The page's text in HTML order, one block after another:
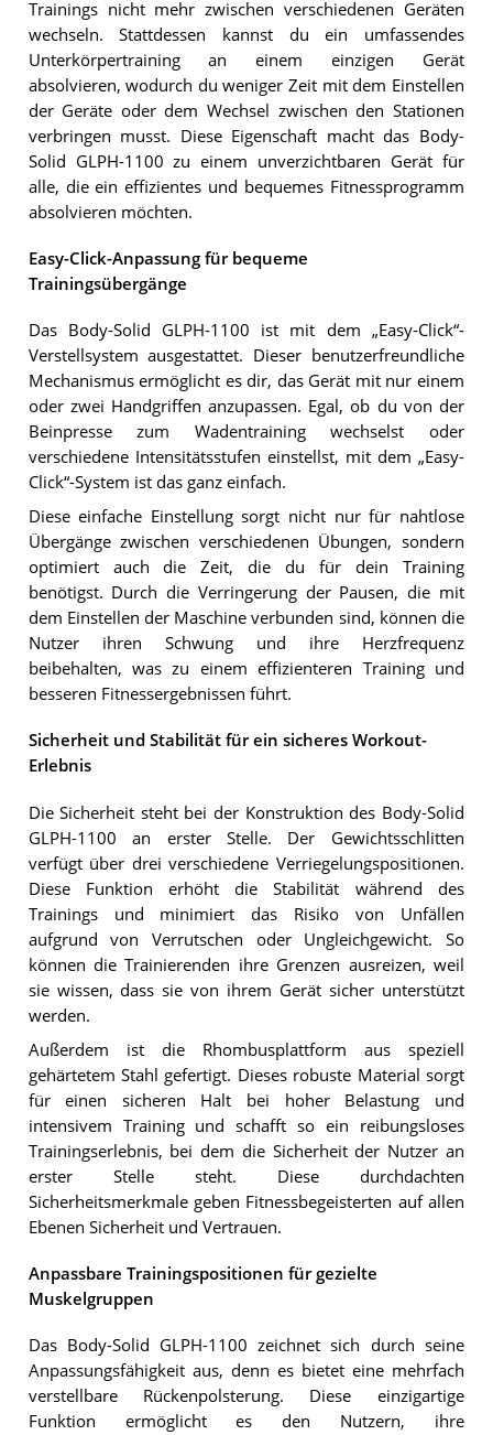
Trainings nicht mehr zwischen verschiedenen Geräten
wechseln. Stattdessen kannst du ein umfassendes
Unterkörpertraining an einem einzigen Gerät
absolvieren, wodurch du weniger Zeit mit dem Einstellen
der Geräte oder dem Wechsel zwischen den Stationen
verbringen musst. Diese Eigenschaft macht das Body-
Solid GLPH-1100 zu einem unverzichtbaren Gerät für
alle, die ein effizientes und bequemes Fitnessprogramm
absolvieren möchten.
Easy-Click-Anpassung für bequeme
Trainingsübergänge
Das Body-Solid GLPH-1100 ist mit dem „Easy-Click“-
Verstellsystem ausgestattet. Dieser benutzerfreundliche
Mechanismus ermöglicht es dir, das Gerät mit nur einem
oder zwei Handgriffen anzupassen. Egal, ob du von der
Beinpresse zum Wadentraining wechselst oder
verschiedene Intensitätsstufen einstellst, mit dem „Easy-
Click“-System ist das ganz einfach.
Diese einfache Einstellung sorgt nicht nur für nahtlose
Übergänge zwischen verschiedenen Übungen, sondern
optimiert auch die Zeit, die du für dein Training
benötigst. Durch die Verringerung der Pausen, die mit
dem Einstellen der Maschine verbunden sind, können die
Nutzer ihren Schwung und ihre Herzfrequenz
beibehalten, was zu einem effizienteren Training und
besseren Fitnessergebnissen führt.
Sicherheit und Stabilität für ein sicheres Workout-
Erlebnis
Die Sicherheit steht bei der Konstruktion des Body-Solid
GLPH-1100 an erster Stelle. Der Gewichtsschlitten
verfügt über drei verschiedene Verriegelungspositionen.
Diese Funktion erhöht die Stabilität während des
Trainings und minimiert das Risiko von Unfällen
aufgrund von Verrutschen oder Ungleichgewicht. So
können die Trainierenden ihre Grenzen ausreizen, weil
sie wissen, dass sie von ihrem Gerät sicher unterstützt
werden.
Außerdem ist die Rhombusplattform aus speziell
gehärtetem Stahl gefertigt. Dieses robuste Material sorgt
für einen sicheren Halt bei hoher Belastung und
intensivem Training und schafft so ein reibungsloses
Trainingserlebnis, bei dem die Sicherheit der Nutzer an
erster Stelle steht. Diese durchdachten
Sicherheitsmerkmale geben Fitnessbegeisterten auf allen
Ebenen Sicherheit und Vertrauen.
Anpassbare Trainingspositionen für gezielte
Muskelgruppen
Das Body-Solid GLPH-1100 zeichnet sich durch seine
Anpassungsfähigkeit aus, denn es bietet eine mehrfach
verstellbare Rückenpolsterung. Diese einzigartige
Funktion ermöglicht es den Nutzern, ihre